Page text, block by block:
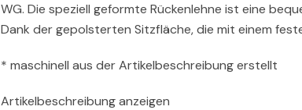
WG. Die speziell geformte Rückenlehne ist eine
Dank der gepolsterten Sitzfläche, die mit einem
* maschinell aus der Artikelbeschreibung erstellt
Artikelbeschreibung anzeigen